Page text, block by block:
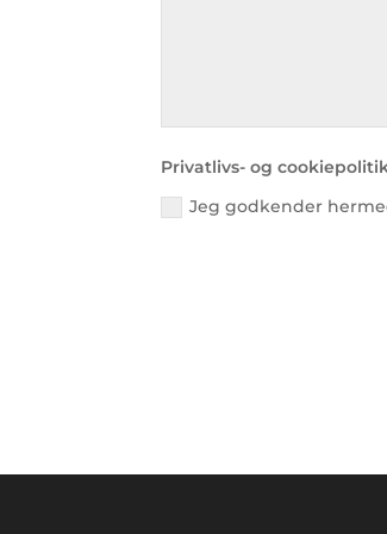
Privatlivs- og
Jeg godkender